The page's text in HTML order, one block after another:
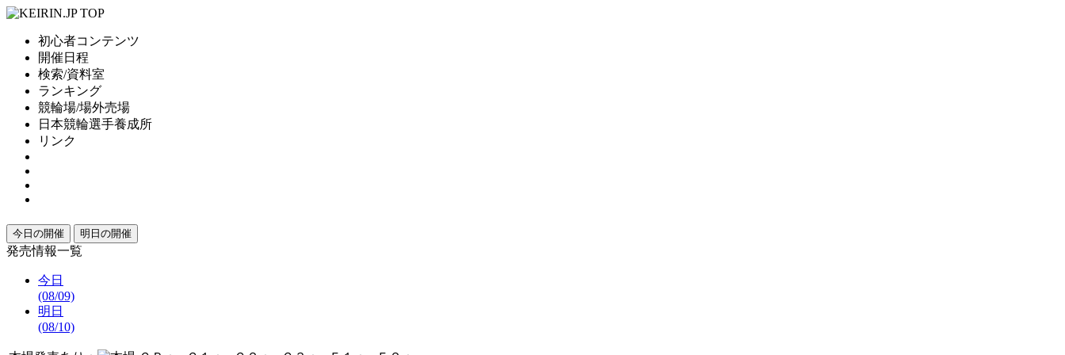
初心者コンテンツ
開催日程
検索/資料室
ランキング
競輪場/場外売場
日本競輪選手養成所
リンク
今日の開催 明日の開催
発売情報一覧
今日
(08/09)
明日
(08/10)